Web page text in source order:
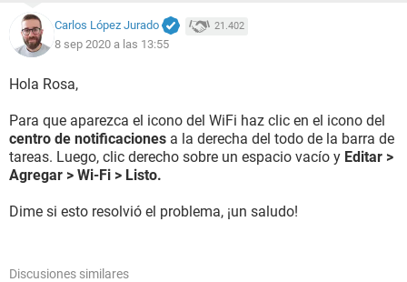
Carlos López Jurado 21.402
8 sep 2020 a las 13:55
Hola Rosa,
Para que aparezca el icono del WiFi haz clic en el icono del
centro de notificaciones a la derecha del todo de la barra de
tareas. Luego, clic derecho sobre un espacio vacío y Editar >
Agregar > Wi-Fi > Listo.
Dime si esto resolvió el problema, ¡un saludo!
Discusiones similares